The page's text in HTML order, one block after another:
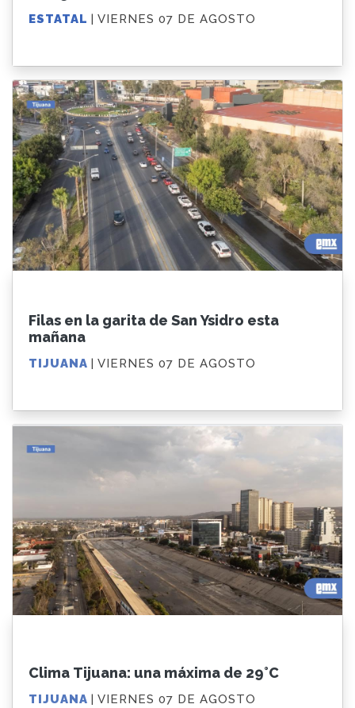
ESTATAL | VIERNES 07 DE AGOSTO
Filas en la garita de San Ysidro esta
mañana
TIJUANA | VIERNES 07 DE AGOSTO
Clima Tijuana: una máxima de 29°C
TIJUANA | VIERNES 07 DE AGOSTO